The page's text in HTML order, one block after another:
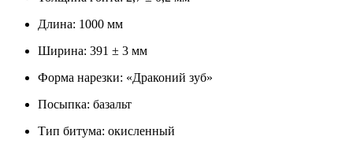
Длина: 1000 мм
Ширина: 391 ± 3 мм
Форма нарезки: «Драконий зуб»
Посыпка: базальт
Тип битума: окисленный